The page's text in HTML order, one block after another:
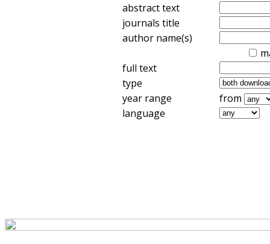
abstract text
journals title
author name(s)
full text
type
year range
from
language